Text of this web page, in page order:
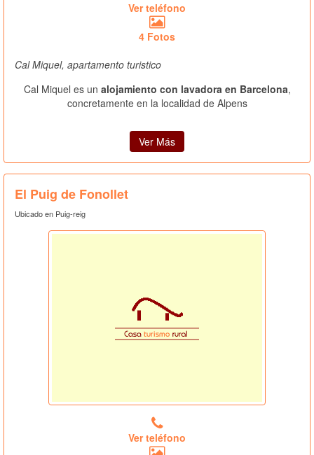
Ver teléfono
4 Fotos
Cal Miquel, apartamento turistico
Cal Miquel es un alojamiento con lavadora en Barcelona,
concretamente en la localidad de Alpens
Ver Más
El Puig de Fonollet
Ubicado en Puig-reig
Ver teléfono